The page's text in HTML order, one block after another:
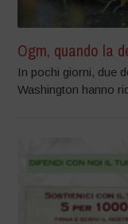
Ogm, quando la
In pochi giorni, due
Washington hanno